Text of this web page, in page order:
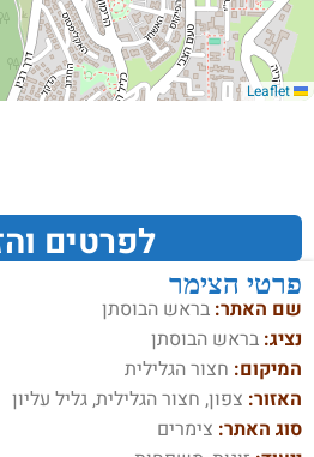
לפרטים
פרטי הצימר
שם האתר: בראש הבוסתן
נציג: בראש הבוסתן
המיקום: חצור הגלילית
האזור: צפון, חצור הגלילית, גליל עליון
סוג האתר: צימרים